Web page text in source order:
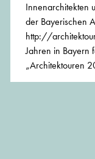
Innenarchitekten
der Bayerischen
http://
Jahren in Bayern
„Architektouren